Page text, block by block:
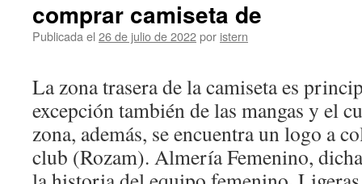
comprar camiseta de
Publicada el 26 de julio de 2022por istern
La zona trasera de la camiseta es
excepción también de las mangas y el
zona, además, se encuentra un logo a
club (Rozam). Almería Femenino,